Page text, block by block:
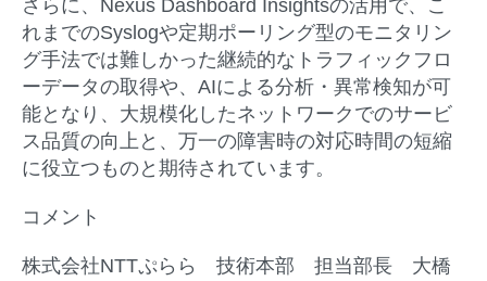
さらに、Nexus Dashboard Insightsの活用で、こ
れまでのSyslogや定期ポーリング型のモニタリン
グ手法では難しかった継続的なトラフィックフロ
ーデータの取得や、AIによる分析・異常検知が可
能となり、大規模化したネットワークでのサービ
ス品質の向上と、万一の障害時の対応時間の短縮
に役立つものと期待されています。
コメント
株式会社NTTぷらら 技術本部 担当部長 大橋